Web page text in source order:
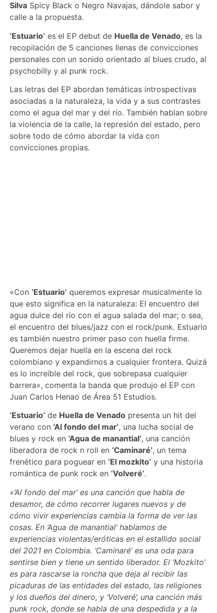
Silva Spicy Black o Negro Navajas, dándole sabor y
calle a la propuesta.
‘Estuario’ es el EP debut de Huella de Venado, es la
recopilación de 5 canciones llenas de convicciones
personales con un sonido orientado al blues crudo, al
psychobilly y al punk rock.
Las letras del EP abordan temáticas introspectivas
asociadas a la naturaleza, la vida y a sus contrastes
como el agua del mar y del río. También hablan sobre
la violencia de la calle, la represión del estado, pero
sobre todo de cómo abordar la vida con
convicciones propias.
«Con ‘Estuario’ queremos expresar musicalmente lo
que esto significa en la naturaleza: El encuentro del
agua dulce del río con el agua salada del mar; o sea,
el encuentro del blues/jazz con el rock/punk. Estuario
es también nuestro primer paso con huella firme.
Queremos dejar huella en la escena del rock
colombiano y expandirnos a cualquier frontera. Quizá
es lo increíble del rock, que sobrepasa cualquier
barrera», comenta la banda que produjo el EP con
Juan Carlos Henao de Área 51 Estudios.
‘Estuario’ de Huella de Venado presenta un hit del
verano con ‘Al fondo del mar’, una lucha social de
blues y rock en ‘Agua de manantial’, una canción
liberadora de rock n roll en ‘Caminaré’, un tema
frenético para poguear en ‘El mozkito’ y una historia
romántica de punk rock en ‘Volveré’.
«‘Al fondo del mar’ es una canción que habla de
desamor, de cómo recorrer lugares nuevos y de
cómo vivir experiencias cambia la forma de ver las
cosas. En ‘Agua de manantial’ hablamos de
experiencias violentas/eróticas en el estallido social
del 2021 en Colombia. ‘Caminaré’ es una oda para
sentirse bien y tiene un sentido liberador. El ‘Mozkito’
es para rascarse la roncha que deja al recibir las
picaduras de las entidades del estado, las religiones
y los dueños del dinero, y ‘Volveré’, una canción más
punk rock, donde se habla de una despedida y a la